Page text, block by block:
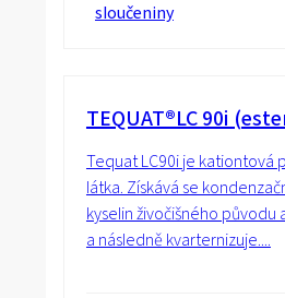
sloučeniny
TEQUAT®LC 90i
Tequat LC90i je kationtová
látka. Získává se
kyselin živočišného původu
a následně kvarternizuje....